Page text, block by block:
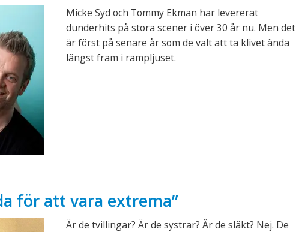
Micke Syd och Tommy Ekman har levererat
dunderhits på stora scener i över 30 år nu. Men det
är först på senare år som de valt att ta klivet ända
längst fram i rampljuset.
för att vara extrema”
Är de tvillingar? Är de systrar? Är de släkt? Nej. De